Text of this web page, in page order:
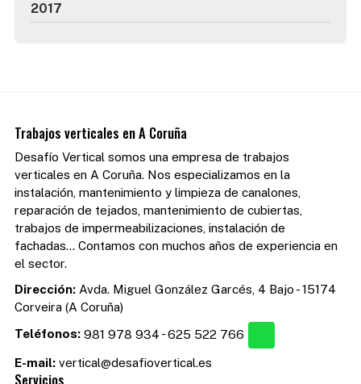
2017
Trabajos verticales en A Coruña
Desafío Vertical somos una empresa de trabajos
verticales en A Coruña. Nos especializamos en la
instalación, mantenimiento y limpieza de canalones,
reparación de tejados, mantenimiento de cubiertas,
trabajos de impermeabilizaciones, instalación de
fachadas... Contamos con muchos años de experiencia en
el sector.
Dirección: Avda. Miguel González Garcés, 4 Bajo - 15174
Corveira (A Coruña)
Teléfonos: 981 978 934 -625 522 766
E-mail: vertical@desafiovertical.es
Servicios